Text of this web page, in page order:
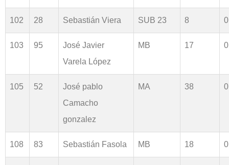
102 28 Sebastián Viera SUB 23 8
103 95
José Javier
Varela López
MB 17
105 52
José pablo
Camacho
gonzalez
MA 38
108 83 Sebastián Fasola MB 18